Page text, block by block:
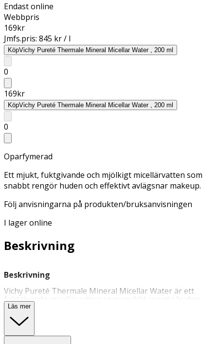
Endast online
Webbpris
169kr
Jmfs.pris: 845 kr / l
KöpVichy Pureté Thermale Mineral Micellar Water , 200 ml
0
169kr
KöpVichy Pureté Thermale Mineral Micellar Water , 200 ml
0
Oparfymerad
Ett mjukt, fuktgivande och mjölkigt micellärvatten som
snabbt rengör huden och effektivt avlägsnar makeup.
Följ anvisningarna på produkten/bruksanvisningen
I lager online
Beskrivning
Beskrivning
Vichy Pureté Thermale Mineral Micellar Water är ett
fuktgivande micellärvatten som snabbt rengör huden
och effektivt avlägsnar orenheter och smink. Följ
anvisningarna på produkten/bruksanvisningen.
Användning
Läs mer